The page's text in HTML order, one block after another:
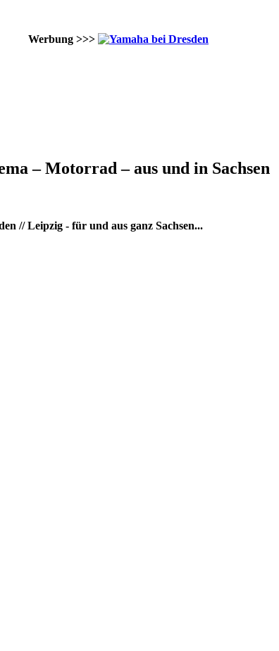
Werbung >>>
– Motorrad – aus und in Sachsen
// Leipzig - für und aus ganz Sachsen...